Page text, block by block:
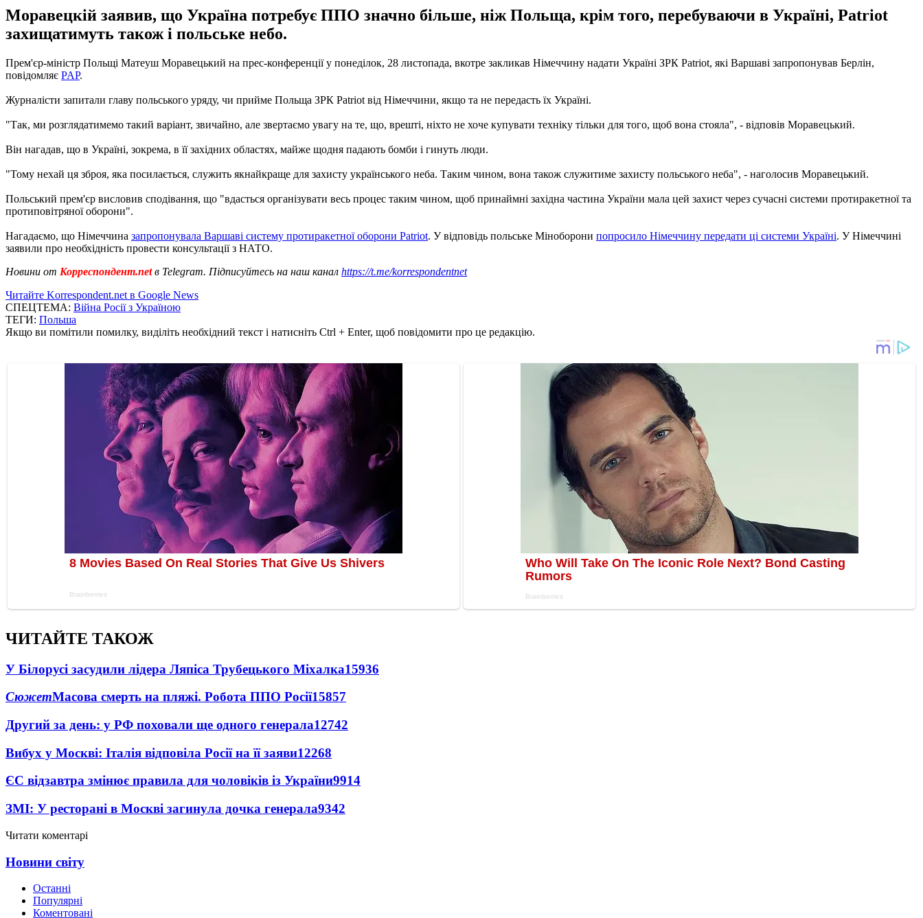
Моравецкій заявив, що Україна потребує ППО значно більше, ніж Польща, крім того, перебуваючи в Україні, Patriot
захищатимуть також і польське небо.
Прем'єр-міністр Польщі Матеуш Моравецький на прес-конференції у понеділок, 28 листопада, вкотре закликав Німеччину надати Україні ЗРК Patriot, які Варшаві запропонував Берлін,
повідомляє PAP.
Журналісти запитали главу польського уряду, чи прийме Польща ЗРК Patriot від Німеччини, якщо та не передасть їх Україні.
"Так, ми розглядатимемо такий варіант, звичайно, але звертаємо увагу на те, що, врешті, ніхто не хоче купувати техніку тільки для того, щоб вона стояла", - відповів Моравецький.
Він нагадав, що в Україні, зокрема, в її західних областях, майже щодня падають бомби і гинуть люди.
"Тому нехай ця зброя, яка посилається, служить якнайкраще для захисту українського неба. Таким чином, вона також служитиме захисту польського неба", - наголосив Моравецький.
Польський прем'єр висловив сподівання, що "вдасться організувати весь процес таким чином, щоб принаймні західна частина України мала цей захист через сучасні системи протиракетної та
протиповітряної оборони".
Нагадаємо, що Німеччина запропонувала Варшаві систему протиракетної оборони Patriot. У відповідь польське Міноборони попросило Німеччину передати ці системи Україні. У Німеччині
заявили про необхідність провести консультації з НАТО.
Новини от Корреспондент.netв Telegram. Підписуйтесь на наш канал https://t.me/korrespondentnet
Читайте Korrespondent.net в Google News
СПЕЦТЕМА: Війна Росії з Україною
ТЕГИ: Польша
Якщо ви помітили помилку, виділіть необхідний текст і натисніть Ctrl + Enter, щоб повідомити про це редакцію.
ЧИТАЙТЕ ТАКОЖ
У Білорусі засудили лідера Ляпіса Трубецького Міхалка15936
СюжетМасова смерть на пляжі. Робота ППО Росії15857
Другий за день: у РФ поховали ще одного генерала12742
Вибух у Москві: Італія відповіла Росії на її заяви12268
ЄС відзавтра змінює правила для чоловіків із України9914
ЗМІ: У ресторані в Москві загинула дочка генерала9342
Читати коментарі
Новини світу
Останні
Популярні
Коментовані